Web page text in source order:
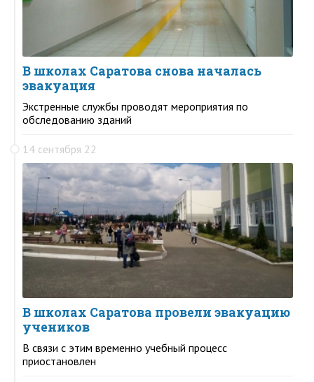
В школах Саратова снова началась
эвакуация
Экстренные службы проводят мероприятия по
обследованию зданий
14 сентября 22
В школах Саратова провели эвакуацию
учеников
В связи с этим временно учебный процесс
приостановлен